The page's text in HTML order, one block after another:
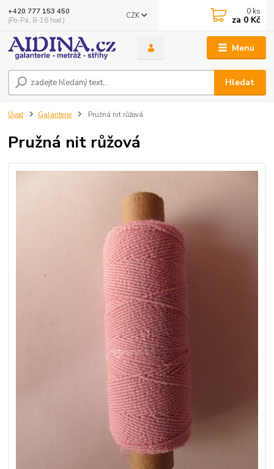
Menu
CZK
Hledat
+420 777 153 450
(Po-Pá, 8-16 hod.)
0 ks
za 0 Kč
Úvod Galanterie Pružná nit růžová
Pružná nit růžová